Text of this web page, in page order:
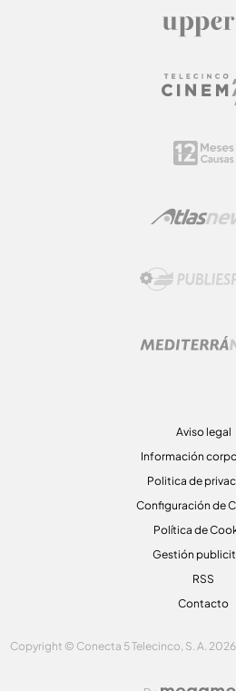
Aviso legal
Información
Politica de
Configuración de
Política de
Gestión
RSS
Contacto
Copyright © Conecta 5 Telecinco, S. A.